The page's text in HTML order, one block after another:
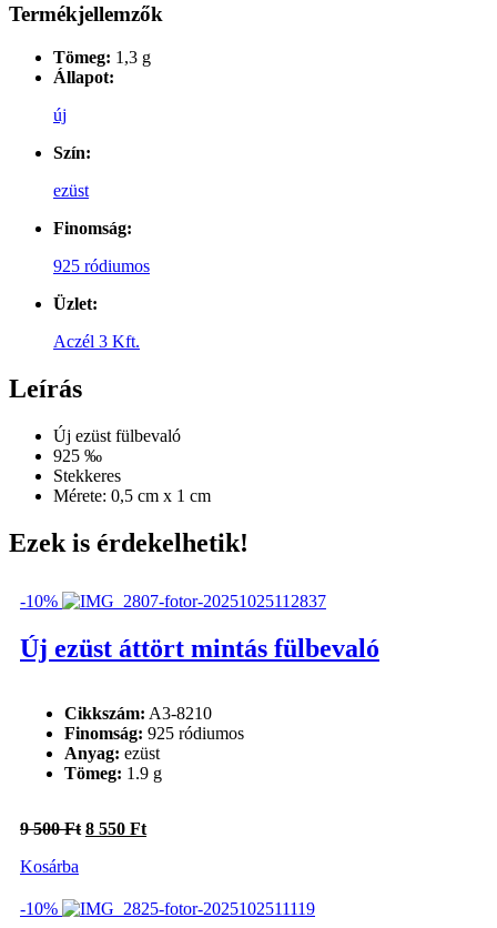
Termékjellemzők
Tömeg: 1,3 g
Állapot:
új
Szín:
ezüst
Finomság:
925 ródiumos
Üzlet:
Aczél 3 Kft.
Leírás
Új ezüst fülbevaló
925 ‰
Stekkeres
Mérete: 0,5 cm x 1 cm
Ezek is érdekelhetik!
-10%
Új ezüst áttört mintás fülbevaló
Cikkszám: A3-8210
Finomság: 925 ródiumos
Anyag: ezüst
Tömeg: 1.9 g
9 500Ft Original
500 Ft.
8 550 FtCurrent
550 Ft.
Kosárba
-10%